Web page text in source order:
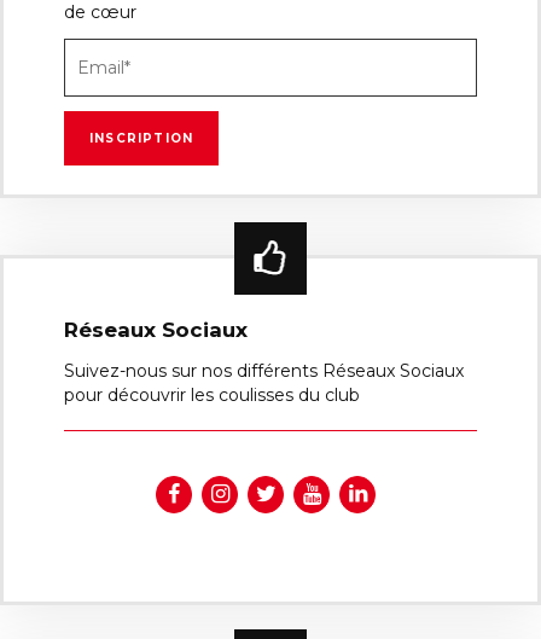
de cœur
Réseaux Sociaux
Suivez-nous sur nos différents Réseaux Sociaux
pour découvrir les coulisses du club